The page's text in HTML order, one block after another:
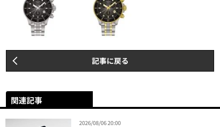
記事に戻る
関連記事
2026/08/06 20:00